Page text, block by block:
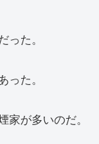
た。
た。
が多いのだ。